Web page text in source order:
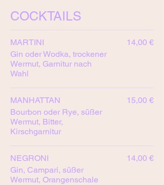
COCKTAILS
MARTINI
Gin oder Wodka, trockener
Wermut, Garnitur nach
Wahl
14,00 €
MANHATTAN
Bourbon oder Rye, süßer
Wermut, Bitter,
Kirschgarnitur
15,00 €
NEGRONI
Gin, Campari, süßer
Wermut, Orangenschale
14,00 €